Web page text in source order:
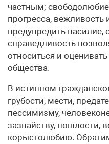
частным;
прогресса,
предупредить насилие,
справедливость
относиться и
общества.
В истинном
грубости, мести,
пессимизму,
зазнайству, пошлости,
корыстолюбию.